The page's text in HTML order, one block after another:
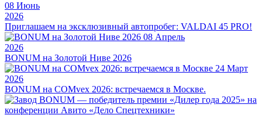
08 Июнь
2026
Приглашаем на эксклюзивный автопробег: VALDAI 45 PRO!
08 Апрель
2026
BONUM на Золотой Ниве 2026
24 Март
2026
BONUM на COMvex 2026: встречаемся в Москве.